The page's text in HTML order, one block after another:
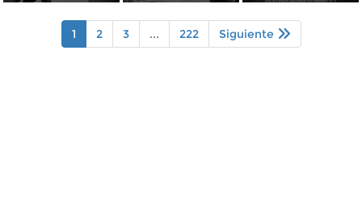
1 2 3 ... 222 Siguiente